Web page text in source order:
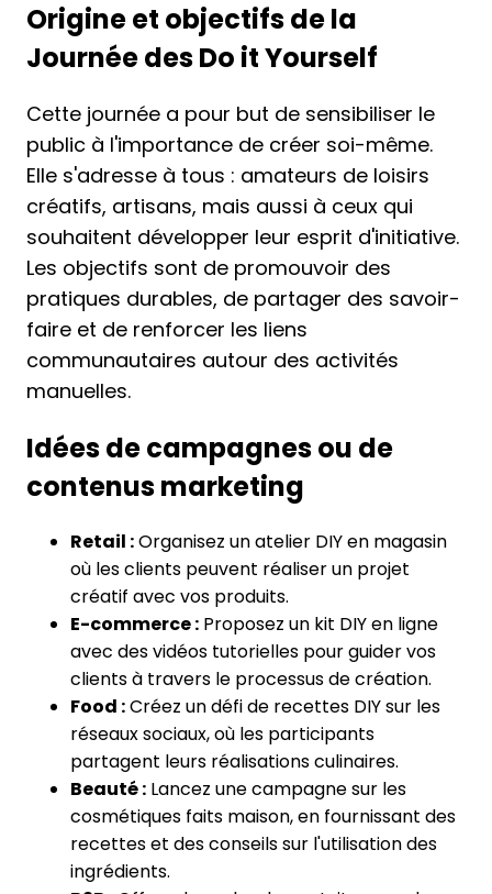
Origine et objectifs de la
Journée des Do it Yourself
Cette journée a pour but de sensibiliser le
public à l'importance de créer soi-même.
Elle s'adresse à tous : amateurs de loisirs
créatifs, artisans, mais aussi à ceux qui
souhaitent développer leur esprit d'initiative.
Les objectifs sont de promouvoir des
pratiques durables, de partager des savoir-
faire et de renforcer les liens
communautaires autour des activités
manuelles.
Idées de campagnes ou de
contenus marketing
Retail :Organisez un atelier DIY en magasin
où les clients peuvent réaliser un projet
créatif avec vos produits.
E-commerce : Proposez un kit DIY en ligne
avec des vidéos tutorielles pour guider vos
clients à travers le processus de création.
Food :Créez un défi de recettes DIY sur les
réseaux sociaux, où les participants
partagent leurs réalisations culinaires.
Beauté : Lancez une campagne sur les
cosmétiques faits maison, en fournissant des
recettes et des conseils sur l'utilisation des
ingrédients.